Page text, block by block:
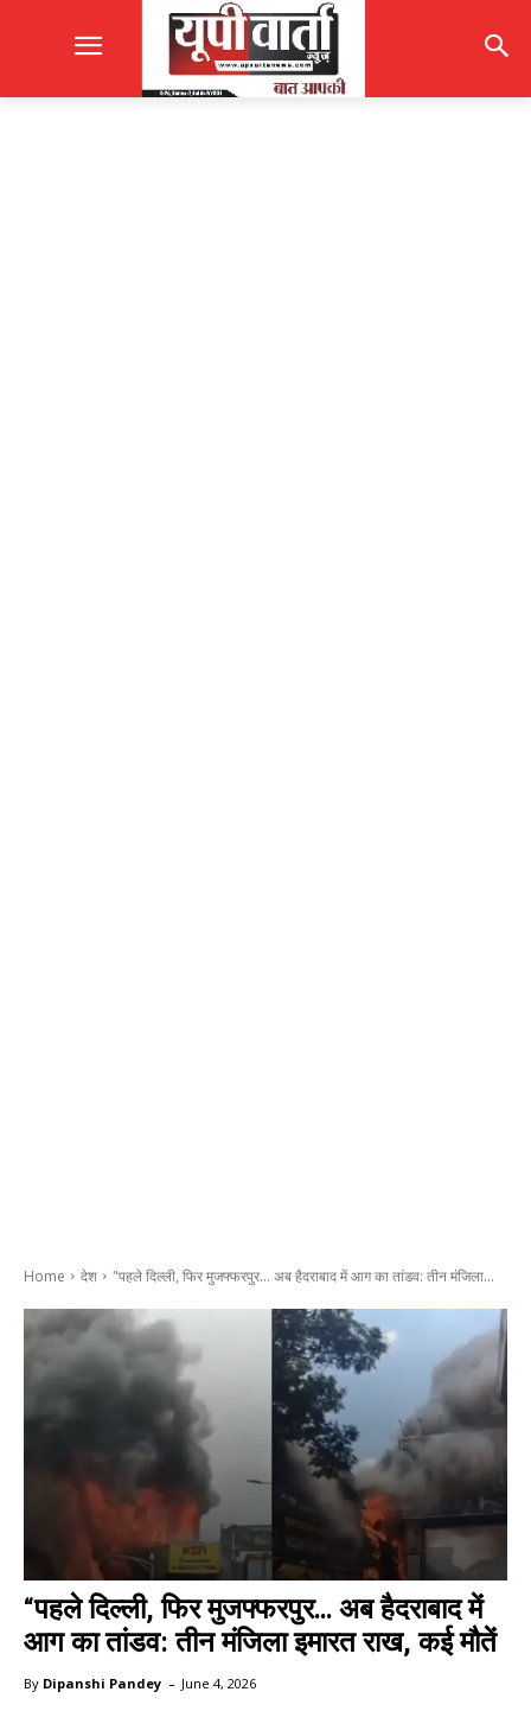
Home देश "पहले दिल्ली, फिर मुजफ्फरपुर... अब हैदराबाद में आग का तांडव: तीन मंजिला...
“पहले दिल्ली, फिर मुजफ्फरपुर… अब हैदराबाद में
आग का तांडव: तीन मंजिला इमारत राख, कई मौतें
By Dipanshi Pandey - June 4, 2026